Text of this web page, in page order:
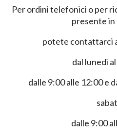
Per ordini telefonici o per
presente in
potete contattarci
dal lunedì
dalle 9:00 alle 12:00 e
dalle 9:00